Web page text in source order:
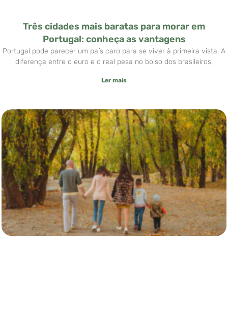
Três cidades mais baratas para morar em
Portugal: conheça as vantagens
Portugal pode parecer um país caro para se viver à primeira vista. A
diferença entre o euro e o real pesa no bolso dos brasileiros,
Ler mais